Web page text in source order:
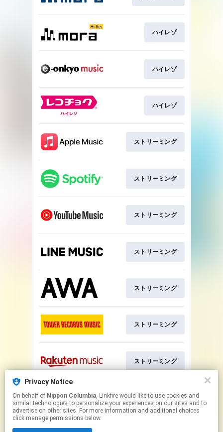
Privacy Notice
On behalf of Nippon Columbia, Linkfire would like to use cookies and
similar technologies to personalize your experiences on our sites and to
advertise on other sites. For more information and additional choices
click manage permissions below.
ハイレゾ
ハイレゾ
ハイレゾ
ストリーミング
ストリーミング
ストリーミング
ストリーミング
ストリーミング
ストリーミング
ストリーミング
ストリーミング